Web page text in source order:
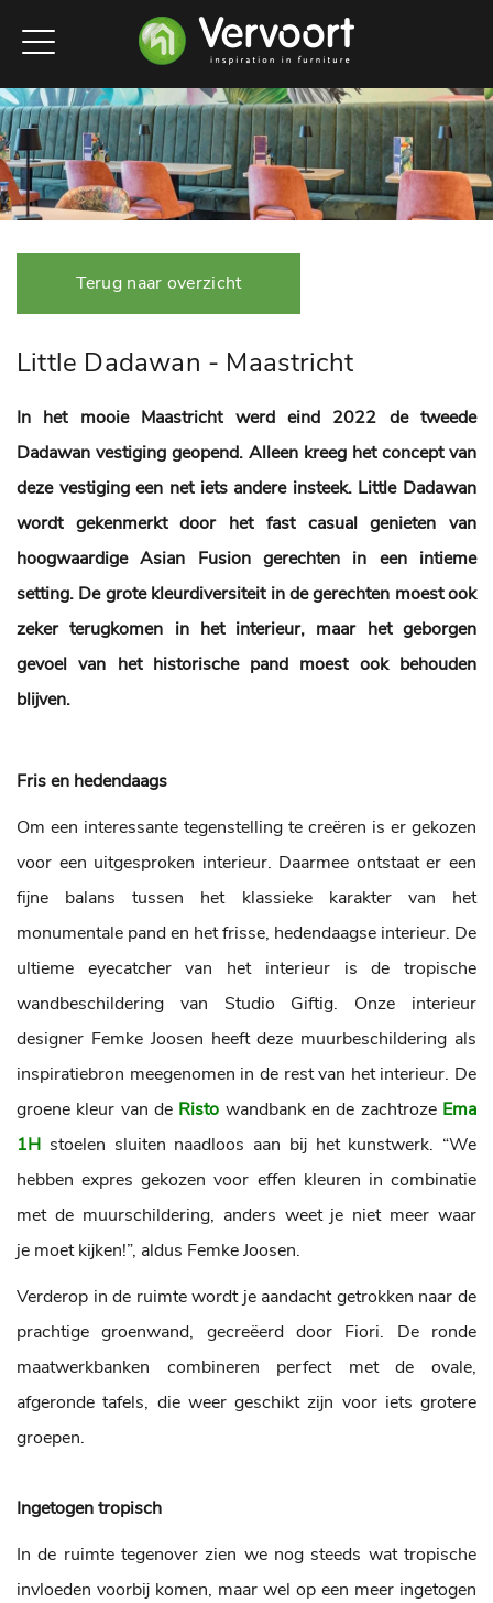
Terug naar overzicht
Little Dadawan - Maastricht
In het mooie Maastricht werd eind 2022 de tweede
Dadawan vestiging geopend. Alleen kreeg het concept van
deze vestiging een net iets andere insteek. Little Dadawan
wordt gekenmerkt door het fast casual genieten van
hoogwaardige Asian Fusion gerechten in een intieme
setting. De grote kleurdiversiteit in de gerechten moest ook
zeker terugkomen in het interieur, maar het geborgen
gevoel van het historische pand moest ook behouden
blijven.
Fris en hedendaags
Om een interessante tegenstelling te creëren is er gekozen
voor een uitgesproken interieur. Daarmee ontstaat er een
fijne balans tussen het klassieke karakter van het
monumentale pand en het frisse, hedendaagse interieur. De
ultieme eyecatcher van het interieur is de tropische
wandbeschildering van Studio Giftig. Onze interieur
designer Femke Joosen heeft deze muurbeschildering als
inspiratiebron meegenomen in de rest van het interieur. De
groene kleur van de Risto wandbank en de zachtroze Ema
1H stoelen sluiten naadloos aan bij het kunstwerk. “We
hebben expres gekozen voor effen kleuren in combinatie
met de muurschildering, anders weet je niet meer waar
je moet kijken!”, aldus Femke Joosen.
Verderop in de ruimte wordt je aandacht getrokken naar de
prachtige groenwand, gecreëerd door Fiori. De ronde
maatwerkbanken combineren perfect met de ovale,
afgeronde tafels, die weer geschikt zijn voor iets grotere
groepen.
Ingetogen tropisch
In de ruimte tegenover zien we nog steeds wat tropische
invloeden voorbij komen, maar wel op een meer ingetogen